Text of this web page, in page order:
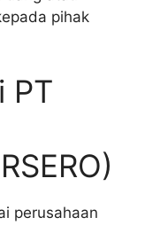
pihak
PT
perusahaan